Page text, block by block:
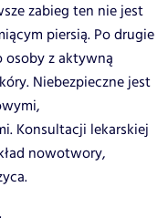
zabieg ten nie jest
piersią. Po drugie
osoby z aktywną
Niebezpieczne jest
Konsultacji lekarskiej
nowotwory,